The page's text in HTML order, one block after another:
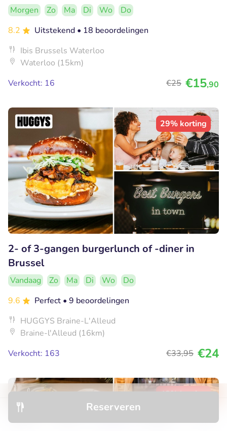
Reserveren
Morgen Zo Ma Di Wo
Do
8.2
Uitstekend • 18 beoordelingen
Ibis Brussels Waterloo
Waterloo (15km)
Verkocht: 16
€25 €15,90
29% korting
2- of 3-gangen burgerlunch of -diner in
Brussel
Vandaag Zo Ma Di Wo
Do
9.6
Perfect • 9 beoordelingen
HUGGYS Braine-L'Alleud
Braine-l'Alleud (16km)
Verkocht: 163
€33,95 €24
48% korting